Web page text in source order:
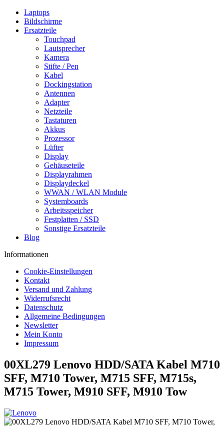
Laptops
Bildschirme
Ersatzteile
Touchpad
Lautsprecher
Kamera
Stifte / Pen
Kabel
Dockingstation
Antennen
Adapter
Netzteile
Tastaturen
Akkus
Prozessor
Lüfter
Display
Gehäuseteile
Displayrahmen
Displaydeckel
WWAN / WLAN Module
Systemboards
Arbeitsspeicher
Festplatten / SSD
Sonstige Ersatzteile
Blog
Informationen
Cookie-Einstellungen
Kontakt
Versand und Zahlung
Widerrufsrecht
Datenschutz
Allgemeine Bedingungen
Newsletter
Mein Konto
Impressum
00XL279 Lenovo HDD/SATA Kabel M710
SFF, M710 Tower, M715 SFF, M715s,
M715 Tower, M910 SFF, M910 Tow